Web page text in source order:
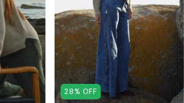
28% OFF